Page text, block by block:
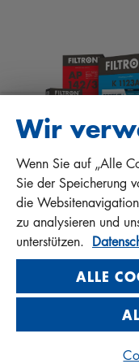
PROTECT+
FAQ
MANN+HUMMEL FT
Sp. z o. o. Sp. k.
ul. Wrocławska
Privacy Statement
Imprint
© 2026
Wir
Wenn Sie auf „Alle
Sie der Speicherung
die
zu analysieren und
unterstützen.
ALLE